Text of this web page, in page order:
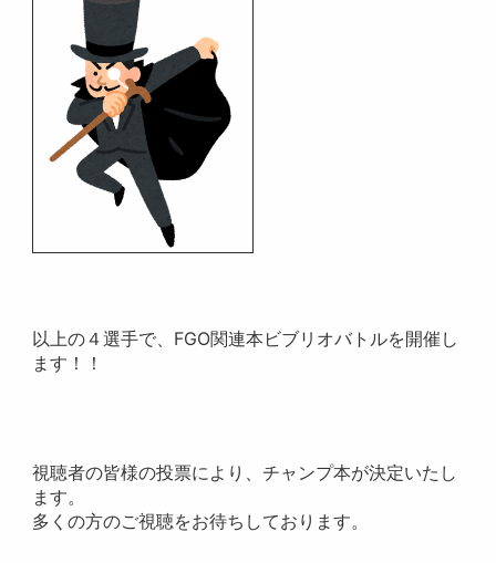
以上の４選手で、FGO関連本ビブリオバトルを開催し
ます！！
視聴者の皆様の投票により、チャンプ本が決定いたし
ます。
多くの方のご視聴をお待ちしております。